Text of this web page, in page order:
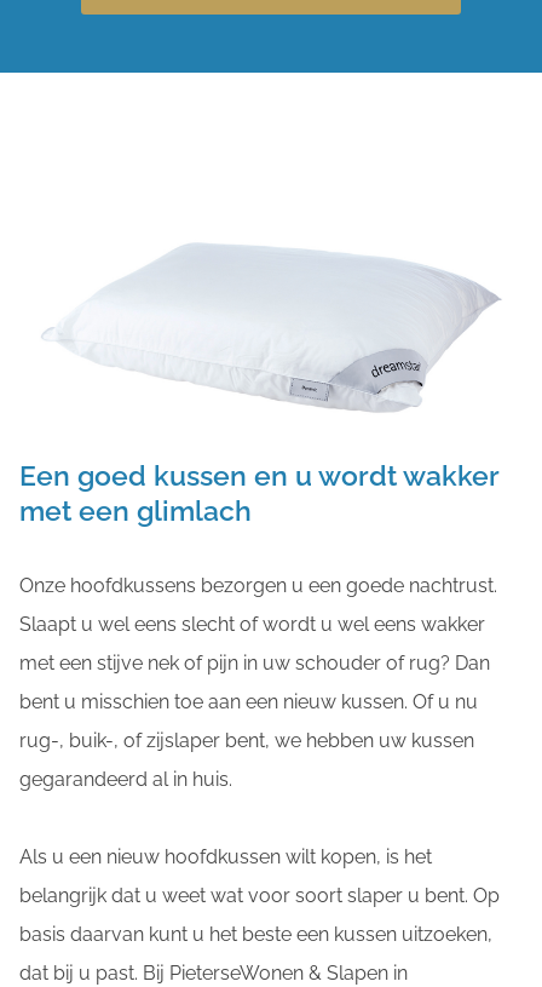
Een goed kussen en u wordt wakker
met een glimlach
Onze hoofdkussens bezorgen u een goede nachtrust.
Slaapt u wel eens slecht of wordt u wel eens wakker
met een stijve nek of pijn in uw schouder of rug? Dan
bent u misschien toe aan een nieuw kussen. Of u nu
rug-, buik-, of zijslaper bent, we hebben uw kussen
gegarandeerd al in huis.
Als u een nieuw hoofdkussen wilt kopen, is het
belangrijk dat u weet wat voor soort slaper u bent. Op
basis daarvan kunt u het beste een kussen uitzoeken,
dat bij u past. Bij PieterseWonen & Slapen in